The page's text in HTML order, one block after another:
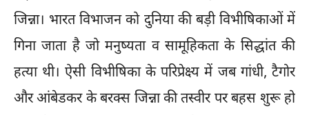
जिन्ना। भारत विभाजन को दुनिया की बड़ी विभीषिकाओं में
गिना जाता है जो मनुष्यता व सामूहिकता के सिद्धांत की
हत्या थी। ऐसी विभीषिका के परिप्रेक्ष्य में जब गांधी, टैगोर
और आंबेडकर के बरक्स जिन्ना की तस्वीर पर बहस शुरू हो